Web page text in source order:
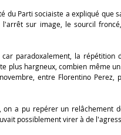
du Parti sociaiste a expliqué que
sur image, le sourcil
paradoxalement, la répétition
plus hargneux, combien même
entre Florentino Perez,
on a pu repérer un relâchement
possiblement virer à de